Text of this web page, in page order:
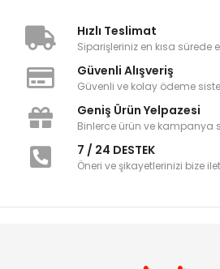
Hızlı Teslimat
Siparişleriniz en kısa sürede
Güvenli Alışveriş
Güvenli ve kolay ödeme
Geniş Ürün Yelpazesi
Binlerce ürün ve kampanya
7 / 24 DESTEK
Öneri ve şikayetlerinizi bize